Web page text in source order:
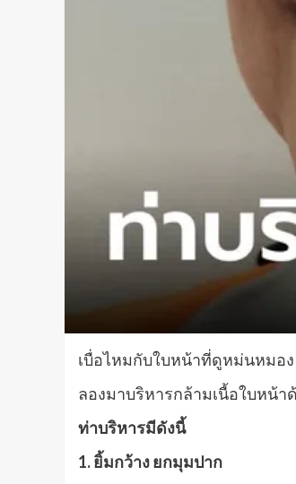
เบื่อไหมกับใบหน้าที่ดูหม่นหมอ
ลองมาบริหารกล้ามเนื้อใบหน้
ท่าบริหารมีดังนี้
1. ยิ้มกว้าง ยกมุมปาก